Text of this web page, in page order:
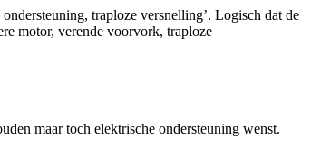
traploze versnelling’. Logisch dat de
motor, verende voorvork, traploze
maar toch elektrische ondersteuning wenst.